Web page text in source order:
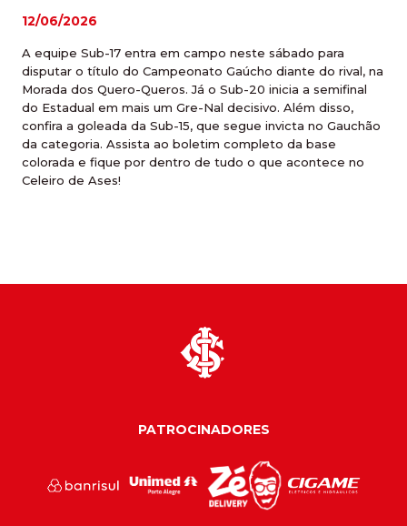
12/06/2026
A equipe Sub-17 entra em campo neste sábado para
disputar o título do Campeonato Gaúcho diante do rival, na
Morada dos Quero-Queros. Já o Sub-20 inicia a semifinal
do Estadual em mais um Gre-Nal decisivo. Além disso,
confira a goleada da Sub-15, que segue invicta no Gauchão
da categoria. Assista ao boletim completo da base
colorada e fique por dentro de tudo o que acontece no
Celeiro de Ases!
PATROCINADORES